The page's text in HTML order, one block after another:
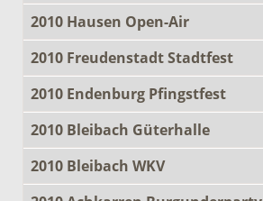
2010 Hausen Open-Air
2010 Freudenstadt Stadtfest
2010 Endenburg Pfingstfest
2010 Bleibach Güterhalle
2010 Bleibach WKV